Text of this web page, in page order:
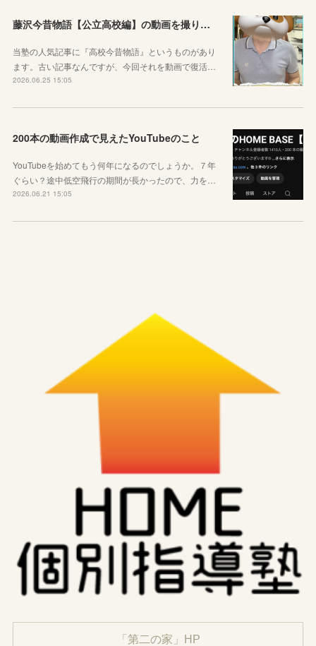
藤沢今昔物語【公立高校編】の動画を撮りました！
当塾の人気記事に『高校今昔物語』というものがあり
ます。古い記事なんですが、今回それを動画で復活…
2026.06.25 15:05
200本の動画作成で見えたYouTubeのこと
YouTubeを始めてもう何年になるのでしょうか。７年
ぐらい？途中低空飛行の期間が長かったので、力を…
2026.06.21 15:05
「第二の家」HP